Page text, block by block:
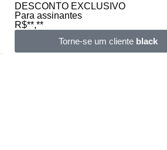
DESCONTO EXCLUSIVO
Para assinantes
R$**,**
Torne-se um cliente black